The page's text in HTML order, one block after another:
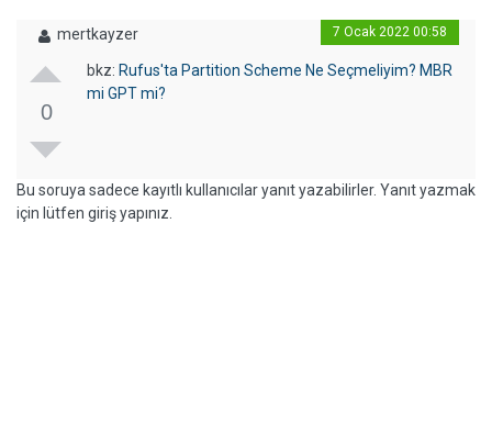
mertkayzer 7 Ocak 2022 00:58
0
bkz: Rufus'ta Partition Scheme Ne Seçmeliyim? MBR
mi GPT mi?
Bu soruya sadece kayıtlı kullanıcılar yanıt yazabilirler. Yanıt yazmak
için lütfen giriş yapınız.